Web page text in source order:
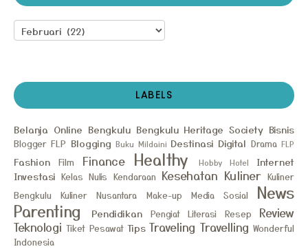
LABELS
Belanja Online Bengkulu Bengkulu Heritage Society Bisnis
Blogger FLP Blogging Buku Mildaini Destinasi Digital Drama FLP
Fashion Film Finance Healthy Hobby Hotel
Internet
Investasi Kelas Nulis Kendaraan Kesehatan Kuliner Kuliner
Bengkulu
Kuliner Nusantara Make-up Media Sosial
News
Parenting
Pendidikan Pengiat Literasi Resep
Review
Teknologi Tiket Pesawat Tips Traveling Travelling Wonderful
Indonesia